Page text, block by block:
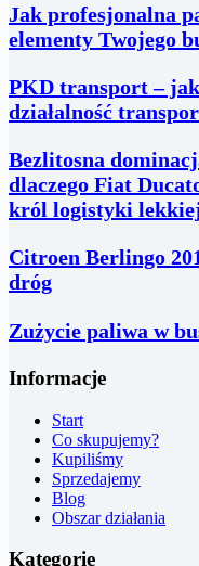
Jak profesjonalna
elementy Twojego
PKD transport –
działalność
Bezlitosna
dlaczego Fiat
król logistyki
Citroen Berlingo
dróg
Zużycie paliwa w
Informacje
Start
Co skupujemy?
Kupiliśmy
Sprzedajemy
Blog
Obszar działania
Kategorie